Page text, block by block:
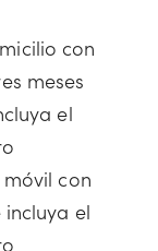
con
meses
el
con
el